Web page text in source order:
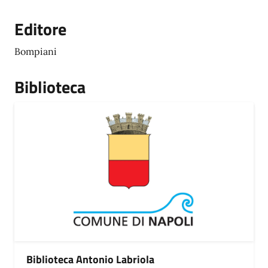
Editore
Bompiani
Biblioteca
Biblioteca Antonio Labriola